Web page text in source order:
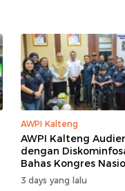
AWPI Kalteng
AWPI Kalteng
dengan
Bahas Kongres
AWPI
3 days yang lalu